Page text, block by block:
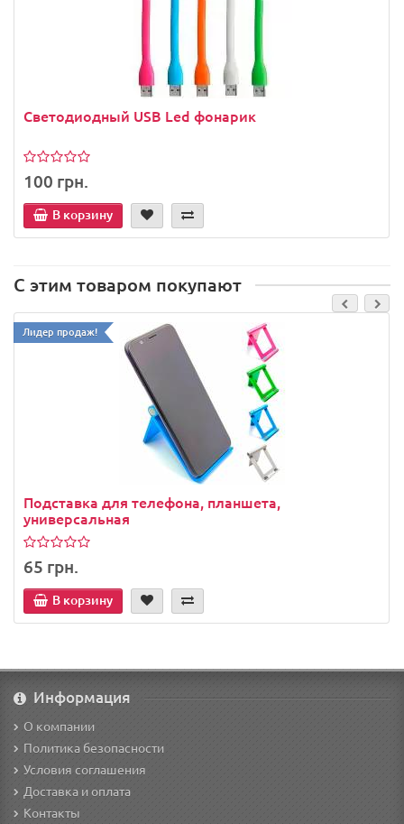
Cветодиодный USB Led фонарик
100 грн.
В корзину
С этим товаром покупают
Лидер продаж!
Подставка для телефона, планшета,
универсальная
65 грн.
В корзину
Информация
О компании
Политика безопасности
Условия соглашения
Доставка и оплата
Контакты